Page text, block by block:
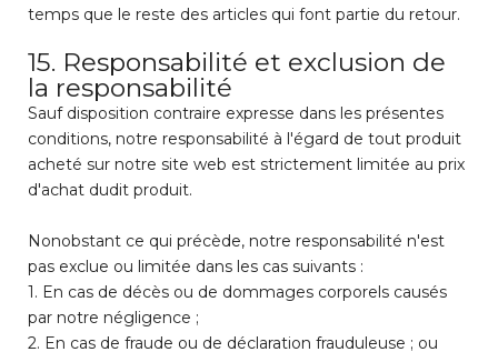
temps que le reste des articles qui font partie du retour.
15. Responsabilité et exclusion de
la responsabilité
Sauf disposition contraire expresse dans les présentes
conditions, notre responsabilité à l'égard de tout produit
acheté sur notre site web est strictement limitée au prix
d'achat dudit produit.
Nonobstant ce qui précède, notre responsabilité n'est
pas exclue ou limitée dans les cas suivants :
1. En cas de décès ou de dommages corporels causés
par notre négligence ;
2. En cas de fraude ou de déclaration frauduleuse ; ou